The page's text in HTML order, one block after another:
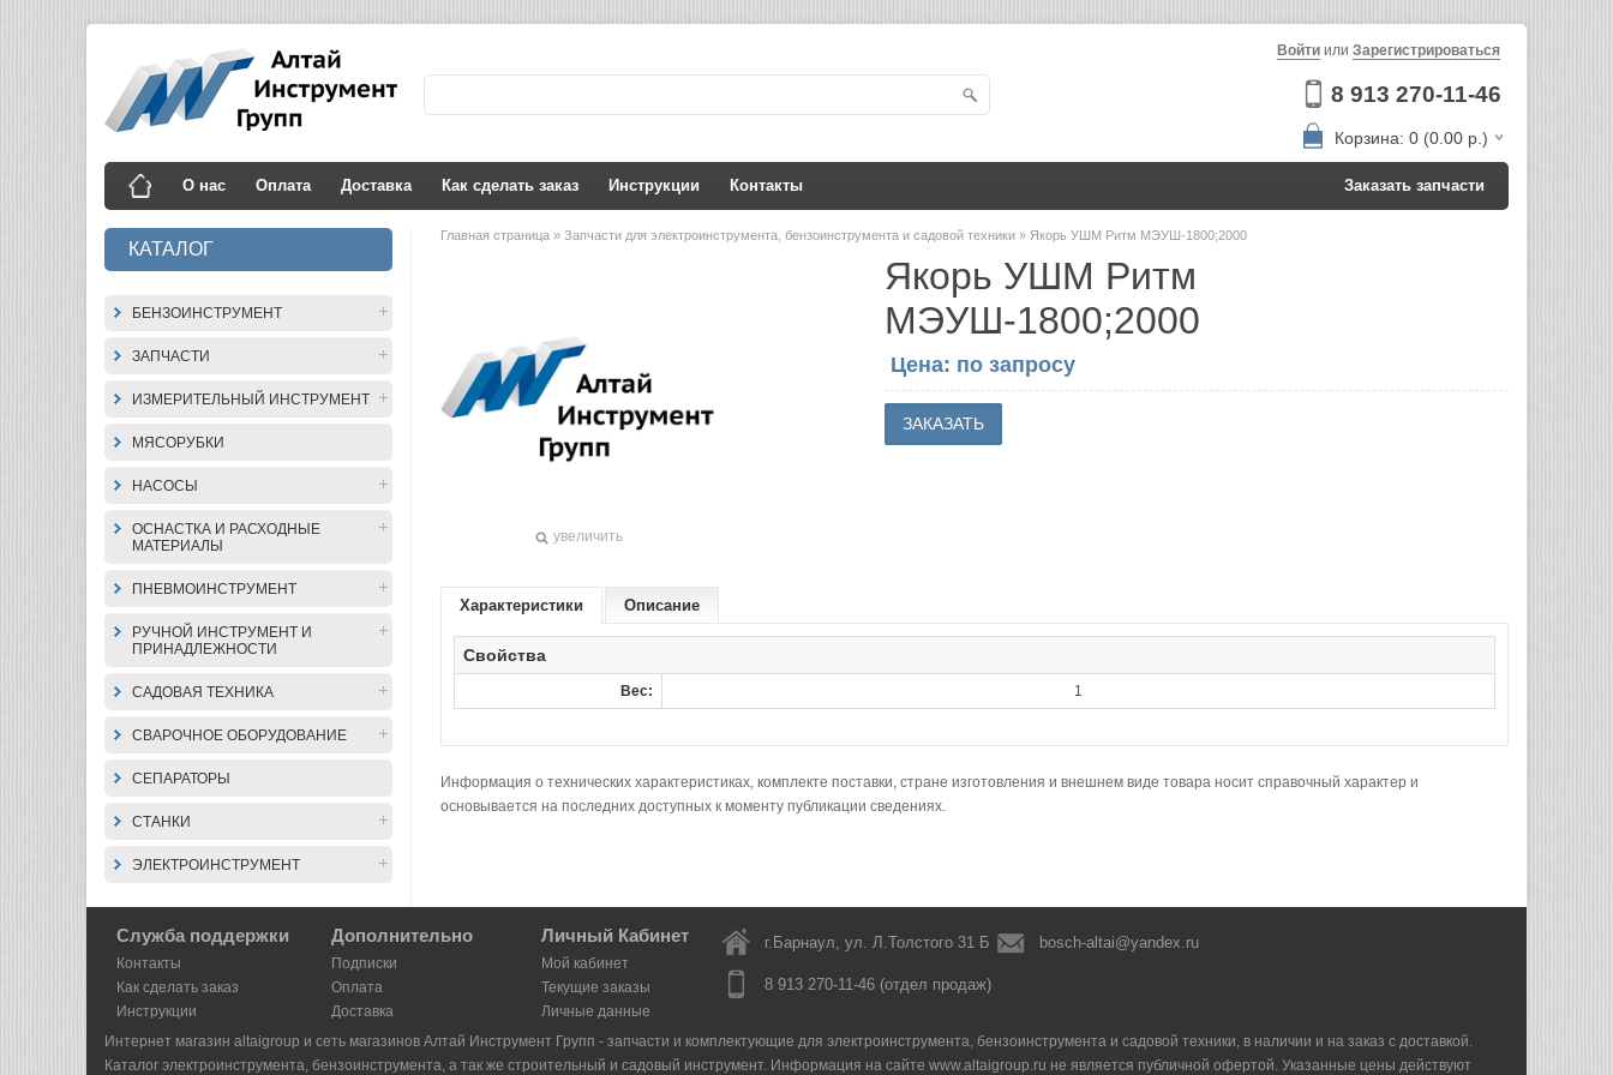
8 913 270-11-46
Войти или Зарегистрироваться
Корзина: 0 (0.00 р.)
О нас Оплата Доставка Как сделать заказ Инструкции Контакты Заказать запчасти
КАТАЛОГ
БЕНЗОИНСТРУМЕНТ
ЗАПЧАСТИ
ИЗМЕРИТЕЛЬНЫЙ ИНСТРУМЕНТ
МЯСОРУБКИ
НАСОСЫ
ОСНАСТКА И РАСХОДНЫЕ
МАТЕРИАЛЫ
ПНЕВМОИНСТРУМЕНТ
РУЧНОЙ ИНСТРУМЕНТ И
ПРИНАДЛЕЖНОСТИ
САДОВАЯ ТЕХНИКА
СВАРОЧНОЕ ОБОРУДОВАНИЕ
СЕПАРАТОРЫ
СТАНКИ
ЭЛЕКТРОИНСТРУМЕНТ
Главная страница » Запчасти для электроинструмента, бензоинструмента и садовой техники » Якорь УШМ Ритм МЭУШ-1800;2000
увеличить
Якорь УШМ Ритм
МЭУШ-1800;2000
Цена: по запросу
Характеристики Описание
Свойства
Вес: 1
Информация о технических характеристиках, комплекте поставки, стране изготовления и внешнем виде товара носит справочный характер и
основывается на последних доступных к моменту публикации сведениях.
Служба поддержки
Контакты
Как сделать заказ
Инструкции
Дополнительно
Подписки
Оплата
Доставка
Личный Кабинет
Мой кабинет
Текущие заказы
Личные данные
г.Барнаул, ул. Л.Толстого 31 Б bosch-altai@yandex.ru
8 913 270-11-46 (отдел продаж)
Интернет магазин altaigroup и сеть магазинов Алтай Инструмент Групп - запчасти и комплектующие для электроинструмента, бензоинструмента и садовой техники, в наличии и на заказ с доставкой.
Каталог электроинструмента, бензоинструмента, а так же строительный и садовый инструмент. Информация на сайте www.altaigroup.ru не является публичной офертой. Указанные цены действуют